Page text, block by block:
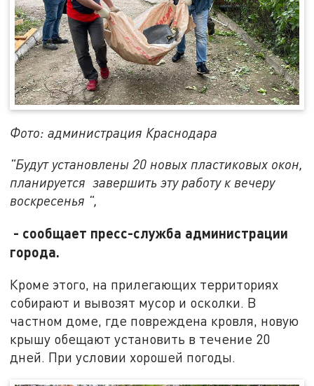
Фото: администрация Краснодара
"Будут установлены 20 новых пластиковых окон,
планируется завершить эту работу к вечеру
воскресенья ",
- сообщает пресс-служба администрации
города.
Кроме этого, на прилегающих территориях
собирают и вывозят мусор и осколки. В
частном доме, где повреждена кровля, новую
крышу обещают установить в течение 20
дней. При условии хорошей погоды.